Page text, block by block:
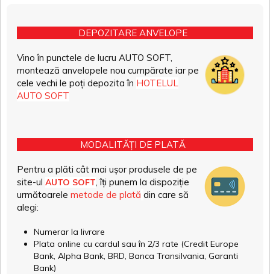
DEPOZITARE ANVELOPE
Vino în punctele de lucru AUTO SOFT,
montează anvelopele nou cumpărate iar pe
cele vechi le poți depozita în HOTELUL
AUTO SOFT
MODALITĂȚI DE PLATĂ
Pentru a plăti cât mai ușor produsele de pe
site-ul AUTO SOFT , îți punem la dispoziție
următoarele metode de plată din care să
alegi:
Numerar la livrare
Plata online cu cardul sau în 2/3 rate (Credit Europe
Bank, Alpha Bank, BRD, Banca Transilvania, Garanti
Bank)